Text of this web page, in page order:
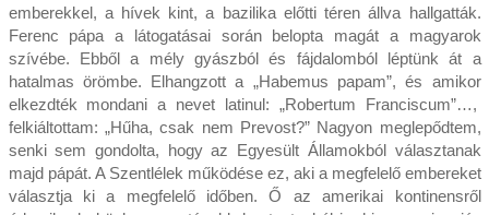
emberekkel, a hívek kint, a bazilika előtti téren állva hallgatták.
Ferenc pápa a látogatásai során belopta magát a magyarok
szívébe. Ebből a mély gyászból és fájdalomból léptünk át a
hatalmas örömbe. Elhangzott a „Habemus papam”, és amikor
elkezdték mondani a nevet latinul: „Robertum Franciscum”…,
felkiáltottam: „Hűha, csak nem Prevost?” Nagyon meglepődtem,
senki sem gondolta, hogy az Egyesült Államokból választanak
majd pápát. A Szentlélek működése ez, aki a megfelelő embereket
választja ki a megfelelő időben. Ő az amerikai kontinensről